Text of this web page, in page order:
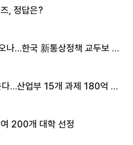
, 정답은?
나…한국 新통상정책 교두보 활
다…산업부 15개 과제 180억 지
200개 대학 선정